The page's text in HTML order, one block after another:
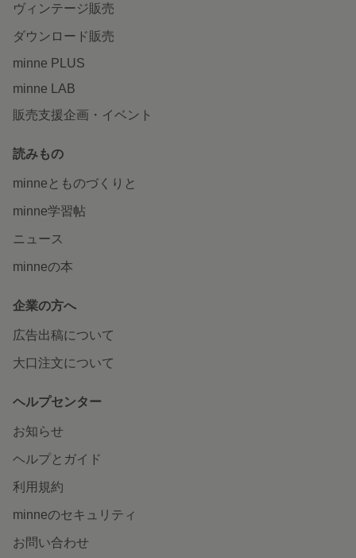
ヴィンテージ販売
ダウンロード販売
minne PLUS
minne LAB
販売支援企画・イベント
読みもの
minneとものづくりと
minne学習帖
ニュース
minneの本
企業の方へ
広告出稿について
大口注文について
ヘルプセンター
お知らせ
ヘルプとガイド
利用規約
minneのセキュリティ
お問い合わせ